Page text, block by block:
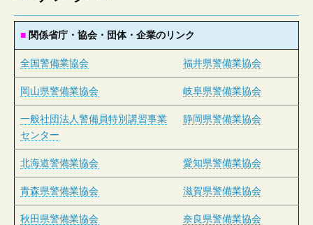
社
■ 関係省庁・協会・団体・企業のリンク
全国警備業協会 福井県警備業協会
岡山県警備業協会 岐阜県警備業協会
一般社団法人警備員特別講習事業
センター
静岡県警備業協会
北海道警備業協会 愛知県警備業協会
青森県警備業協会 滋賀県警備業協会
秋田県警備業協会 奈良県警備業協会